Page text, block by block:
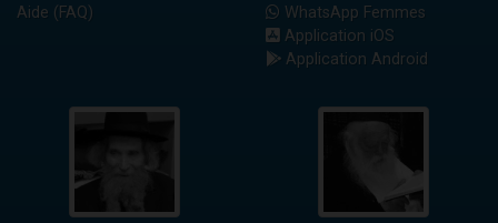
Aide (FAQ)
WhatsApp Femmes
Application iOS
Application Android